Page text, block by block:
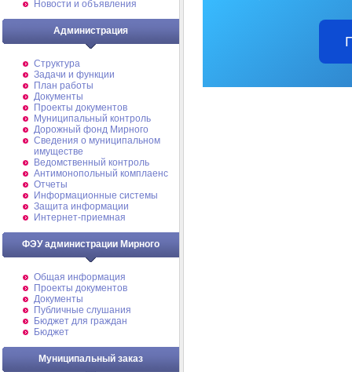
Новости и объявления
Администрация
Структура
Задачи и функции
План работы
Документы
Проекты документов
Муниципальный контроль
Дорожный фонд Мирного
Cведения о муниципальном
имуществе
Ведомственный контроль
Антимонопольный комплаенс
Отчеты
Информационные системы
Защита информации
Интернет-приемная
ФЭУ администрации Мирного
Общая информация
Проекты документов
Документы
Публичные слушания
Бюджет для граждан
Бюджет
Муниципальный заказ